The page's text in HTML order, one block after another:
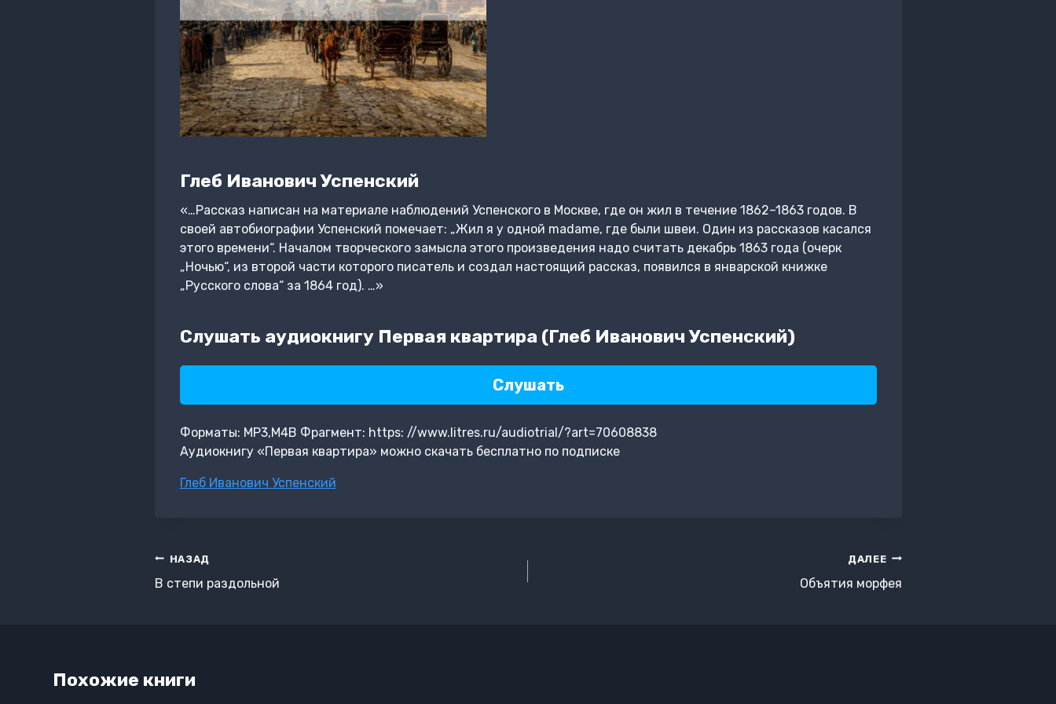
Глеб Иванович Успенский
«…Рассказ написан на материале наблюдений Успенского в Москве, где он жил в течение 1862–1863 годов. В
своей автобиографии Успенский помечает: „Жил я у одной madame, где были швеи. Один из рассказов касался
этого времени“. Началом творческого замысла этого произведения надо считать декабрь 1863 года (очерк
„Ночью“, из второй части которого писатель и создал настоящий рассказ, появился в январской книжке
„Русского слова“ за 1864 год). …»
Слушать аудиокнигу Первая квартира (Глеб Иванович Успенский)
Слушать
Форматы: MP3,M4B Фрагмент: https: //www.litres.ru/audiotrial/?art=70608838
Аудиокнигу «Первая квартира» можно скачать бесплатно по подписке
Метки
Глеб Иванович Успенский
Навигация
по
НАЗАД
В степи раздольной
ДАЛЕЕ
Объятия морфея
Похожие книги